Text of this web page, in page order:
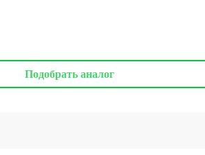
Подобрать аналог